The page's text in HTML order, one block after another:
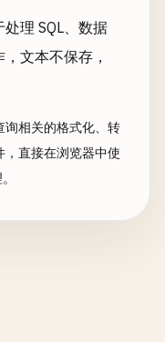
理 SQL、数据
文本不保存，
询相关的格式化、转
直接在浏览器中使